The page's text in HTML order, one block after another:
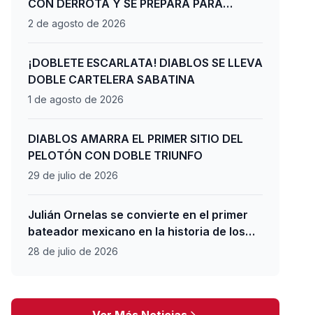
CON DERROTA Y SE PREPARA PARA
ÚLTIMA SERIE DE PLAYOFFS
2 de agosto de 2026
¡DOBLETE ESCARLATA! DIABLOS SE LLEVA
DOBLE CARTELERA SABATINA
1 de agosto de 2026
DIABLOS AMARRA EL PRIMER SITIO DEL
PELOTÓN CON DOBLE TRIUNFO
29 de julio de 2026
Julián Ornelas se convierte en el primer
bateador mexicano en la historia de los
Diablos Rojos en unirse al club del 20-20
28 de julio de 2026